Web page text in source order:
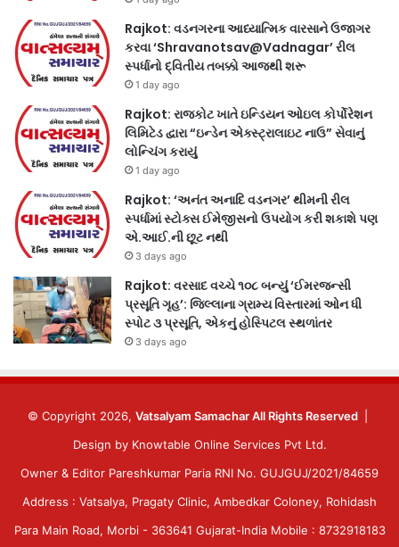
Rajkot: વડનગરના આધ્યાત્મિક વારસાને ઉજાગર
કરવા ‘Shravanotsav@Vadnagar’ રીલ
સ્પર્ધાનો દ્વિતીય તબક્કો આજથી શરૂ
1 day ago
Rajkot: રાજકોટ ખાતે ઇન્ડિયન ઓઇલ કોર્પોરેશન
લિમિટેડ દ્વારા “ઇન્ડેન એક્સ્ટ્રાલાઇટ નાઉ” સેવાનું
લોન્ચિંગ કરાયું
1 day ago
Rajkot: ‘અનંત અનાદિ વડનગર’ થીમની રીલ
સ્પર્ધામાં સ્ટોક્સ ઈમેજીસનો ઉપયોગ કરી શકાશે પણ
એ.આઈ.ની છૂટ નથી
3 days ago
Rajkot: વરસાદ વચ્ચે ૧૦૮ બન્યું ‘ઈમરજન્સી
પ્રસૂતિ ગૃહ’: જિલ્લાના ગ્રામ્ય વિસ્તારમાં ઓન ધી
સ્પોટ ૩ પ્રસૂતિ, એકનું હોસ્પિટલ સ્થળાંતર
3 days ago
© Copyright 2026, Vatsalyam Samachar All Rights Reserved
Design by Knowtable Online Services Pvt Ltd.
Owner & Editor Pareshkumar Paria RNI No. GUJGUJ/2021/84659
Address : Vatsalya, Pragaty Clinic, Ambedkar Coloney, Rohidash
Para Main Road, Morbi - 363641 Gujarat-India Mobile : 8732918183